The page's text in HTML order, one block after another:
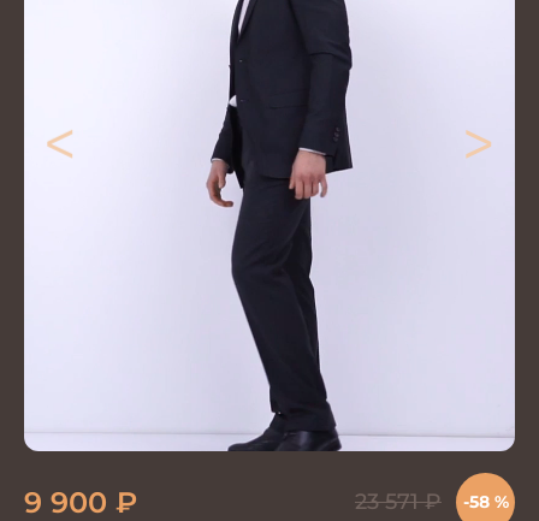
< >
9 900 ₽ 23 571₽ -58 %